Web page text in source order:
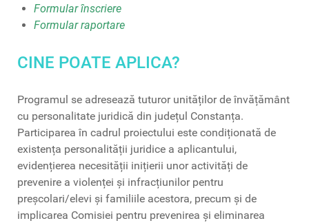
Formular înscriere
Formular raportare
CINE POATE APLICA?
Programul se adresează tuturor unităților de învățământ
cu personalitate juridică din județul Constanța.
Participarea în cadrul proiectului este condiționată de
existența personalității juridice a aplicantului,
evidențierea necesității inițierii unor activități de
prevenire a violenței și infracțiunilor pentru
preșcolari/elevi și familiile acestora, precum și de
implicarea Comisiei pentru prevenirea şi eliminarea